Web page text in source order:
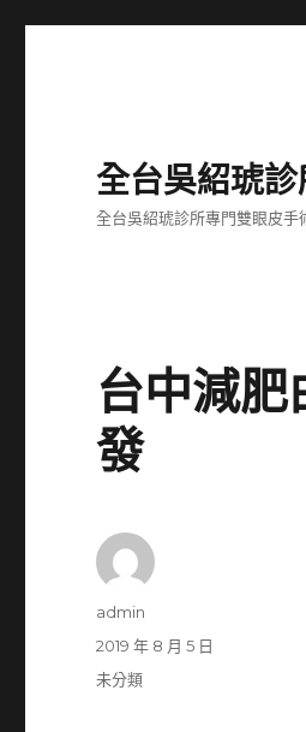
全台吳紹琥
全台吳紹琥診所專門雙眼皮
台中減肥
發
作
admin
發
佈
2019 年 8 月 5 日
分
未分類